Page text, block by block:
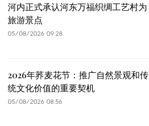
河内正式承认河东万福织绸工艺村为
旅游景点
05/08/2026 09:28
2026年荞麦花节：推广自然景观和传
统文化价值的重要契机
05/08/2026 08:56